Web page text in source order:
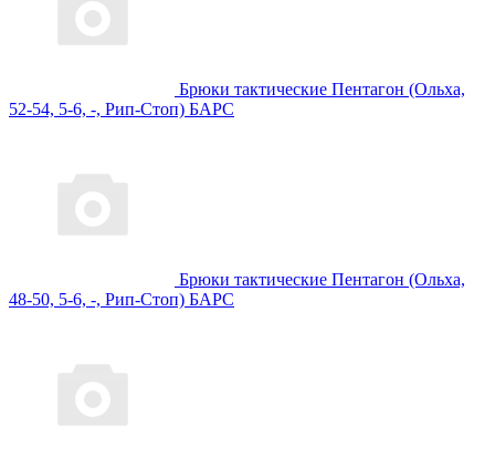
Брюки тактические Пентагон (Ольха,
52-54, 5-6, -, Рип-Стоп) БАРС
Брюки тактические Пентагон (Ольха,
48-50, 5-6, -, Рип-Стоп) БАРС